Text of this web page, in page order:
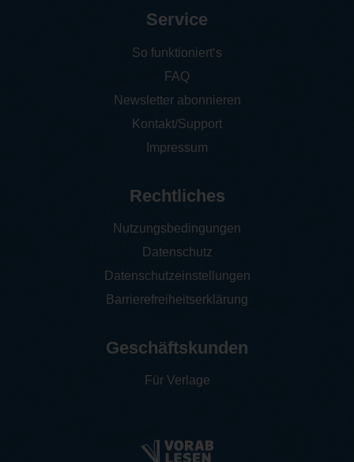
Service
So funktioniert‘s
FAQ
Newsletter abonnieren
Kontakt/Support
Impressum
Rechtliches
Nutzungsbedingungen
Datenschutz
Datenschutzeinstellungen
Barrierefreiheitserklärung
Geschäftskunden
Für Verlage